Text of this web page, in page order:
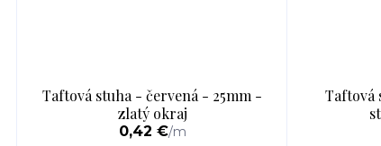
Taftová stuha - červená - 25mm -
zlatý okraj
0,42 €/m
Taftová